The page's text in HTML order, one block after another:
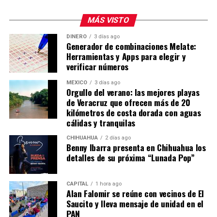
MÁS VISTO
DINERO 3 días ago
Generador de combinaciones Melate:
Herramientas y Apps para elegir y
verificar números
MÉXICO 3 días ago
Orgullo del verano: las mejores playas
de Veracruz que ofrecen más de 20
kilómetros de costa dorada con aguas
cálidas y tranquilas
CHIHUAHUA 2 días ago
Benny Ibarra presenta en Chihuahua los
detalles de su próxima “Lunada Pop”
CAPITAL 1 hora ago
Alan Falomir se reúne con vecinos de El
Saucito y lleva mensaje de unidad en el
PAN